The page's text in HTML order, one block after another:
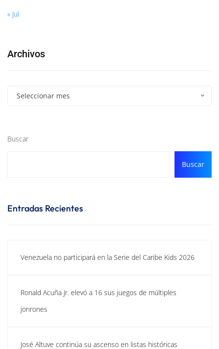
« Jul
Archivos
Seleccionar mes
Buscar
Buscar
Entradas Recientes
Venezuela no participará en la Serie del Caribe Kids 2026
Ronald Acuña Jr. elevó a 16 sus juegos de múltiples
jonrones
José Altuve continúa su ascenso en listas históricas